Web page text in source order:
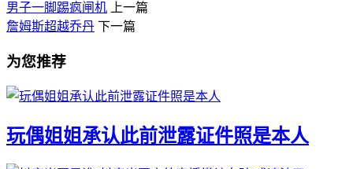
男子一脚踢疯闸机
上一篇
詹姆斯超越乔丹 下一篇
为您推荐
玩偶姐姐承认此前泄露证件照是本人